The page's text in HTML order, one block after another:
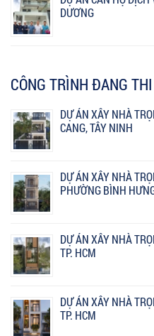
DƯƠNG
CÔNG TRÌNH ĐANG
DỰ ÁN XÂY NHÀ
CANG, TÂY NINH
DỰ ÁN XÂY NHÀ
PHƯỜNG BÌNH
DỰ ÁN XÂY NHÀ
TP. HCM
DỰ ÁN XÂY NHÀ
TP. HCM